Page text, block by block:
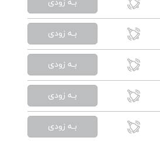
بـه زودی
بـه زودی
بـه زودی
بـه زودی
بـه زودی